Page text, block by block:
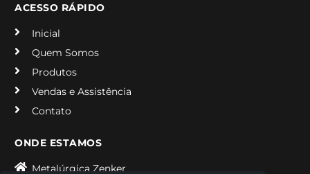
ACESSO RÁPIDO
Inicial
Quem Somos
Produtos
Vendas e Assistência
Contato
ONDE ESTAMOS
Metalúrgica Zenker